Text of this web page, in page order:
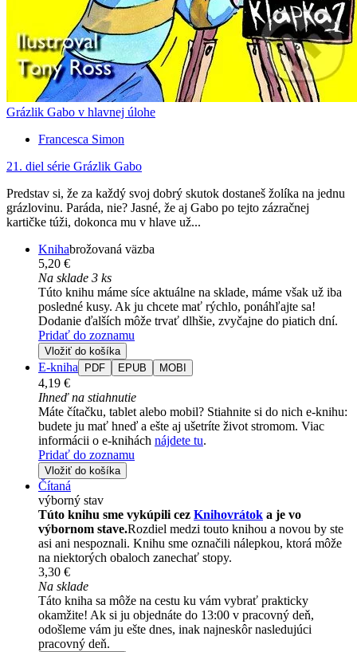
Grázlik Gabo v hlavnej úlohe
Francesca Simon
21. diel série Grázlik Gabo
Predstav si, že za každý svoj dobrý skutok dostaneš žolíka na jednu
grázlovinu. Paráda, nie? Jasné, že aj Gabo po tejto zázračnej
kartičke túži, dokonca mu v hlave už...
Knihabrožovaná väzba
5,20 €
Na sklade 3 ks
Túto knihu máme síce aktuálne na sklade, máme však už iba
posledné kusy. Ak ju chcete mať rýchlo, ponáhľajte sa!
Dodanie ďalších môže trvať dlhšie, zvyčajne do piatich dní.
Pridať do zoznamu
Vložiť do košíka
E-kniha PDF EPUB MOBI
4,19 €
Ihneď na stiahnutie
Máte čítačku, tablet alebo mobil? Stiahnite si do nich e-knihu:
budete ju mať hneď a ešte aj ušetríte život stromom. Viac
informácii o e-knihách nájdete tu.
Pridať do zoznamu
Vložiť do košíka
Čítaná
výborný stav
Túto knihu sme vykúpili cez Knihovrátok a je vo
výbornom stave.Rozdiel medzi touto knihou a novou by ste
asi ani nespoznali. Knihu sme označili nálepkou, ktorá môže
na niektorých obaloch zanechať stopy.
3,30 €
Na sklade
Táto kniha sa môže na cestu ku vám vybrať prakticky
okamžite! Ak si ju objednáte do 13:00 v pracovný deň,
odošleme vám ju ešte dnes, inak najneskôr nasledujúci
pracovný deň.